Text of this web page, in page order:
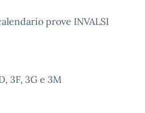
prove INVALSI
3F, 3G e 3M